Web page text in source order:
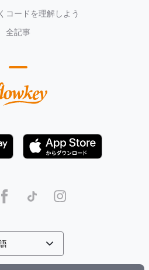
コードを理解しよう
全記事